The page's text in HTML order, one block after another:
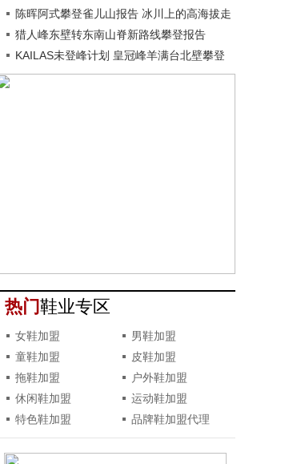
报告
陈晖阿式攀登雀儿山报告 冰川上的高海拔走
遍带
猎人峰东壁转东南山脊新路线攀登报告
KAILAS未登峰计划 皇冠峰羊满台北壁攀登
报告
热门鞋业专区
女鞋加盟
男鞋加盟
童鞋加盟
皮鞋加盟
拖鞋加盟
户外鞋加盟
休闲鞋加盟
运动鞋加盟
特色鞋加盟
品牌鞋加盟代理